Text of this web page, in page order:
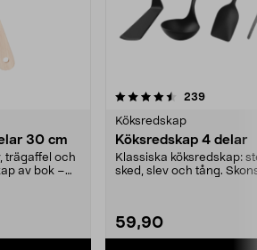
30 cm
trägaffel och
av bok –
239
Köksredskap
Köksredskap 4 delar
Klassiska köksredskap:
sked, slev och tång.
59,90
4.5av 5 stjärnor